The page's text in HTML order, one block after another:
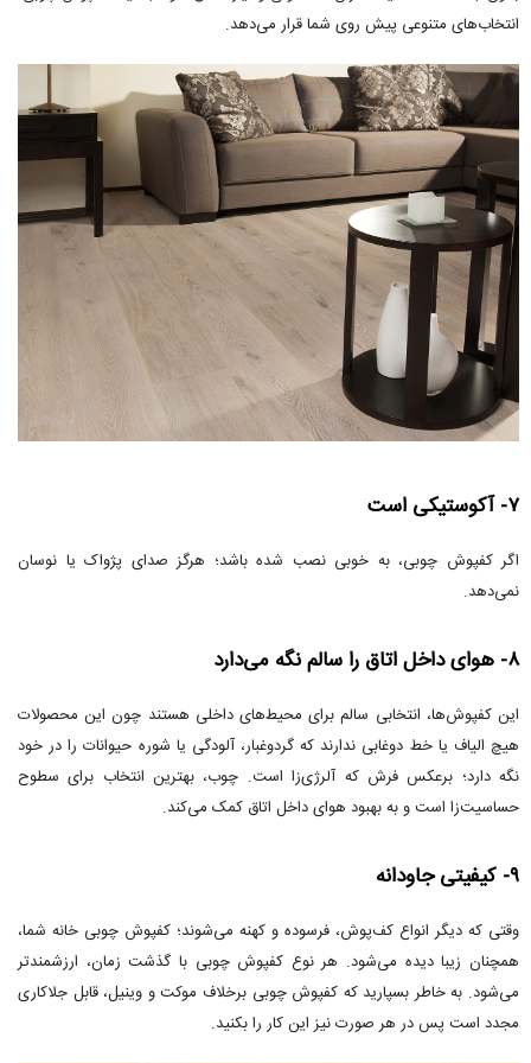
انتخاب‌های متنوعی پیش روی شما قرار می‌دهد.
۷- آکوستیکی است
اگر کفپوش چوبی، به خوبی نصب شده باشد؛ هرگز صدای پژواک یا نوسان
نمی‌دهد.
۸- هوای داخل اتاق را سالم نگه می‌دارد
این کفپوش‌ها، انتخابی سالم برای محیط‌های داخلی هستند چون این محصولات
هیچ الیاف یا خط دوغابی ندارند که گردوغبار، آلودگی یا شوره حیوانات را در خود
نگه دارد؛ برعکس فرش که آلرژی‌زا است. چوب، بهترین انتخاب برای سطوح
حساسیت‌زا است و به بهبود هوای داخل اتاق کمک می‌کند.
۹- کیفیتی جاودانه
وقتی که دیگر انواع کف‌پوش، فرسوده و کهنه می‌شوند؛ کفپوش چوبی خانه شما،
همچنان زیبا دیده می‌شود. هر نوع کفپوش چوبی با گذشت زمان، ارزشمندتر
می‌شود. به خاطر بسپارید که کفپوش چوبی برخلاف موکت و وینیل، قابل جلاکاری
مجدد است پس در هر صورت نیز این کار را بکنید.